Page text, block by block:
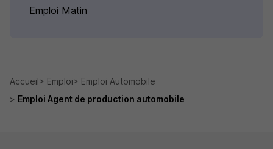
Emploi Matin
Accueil Emploi
Emploi Automobile
Emploi Agent de production automobile